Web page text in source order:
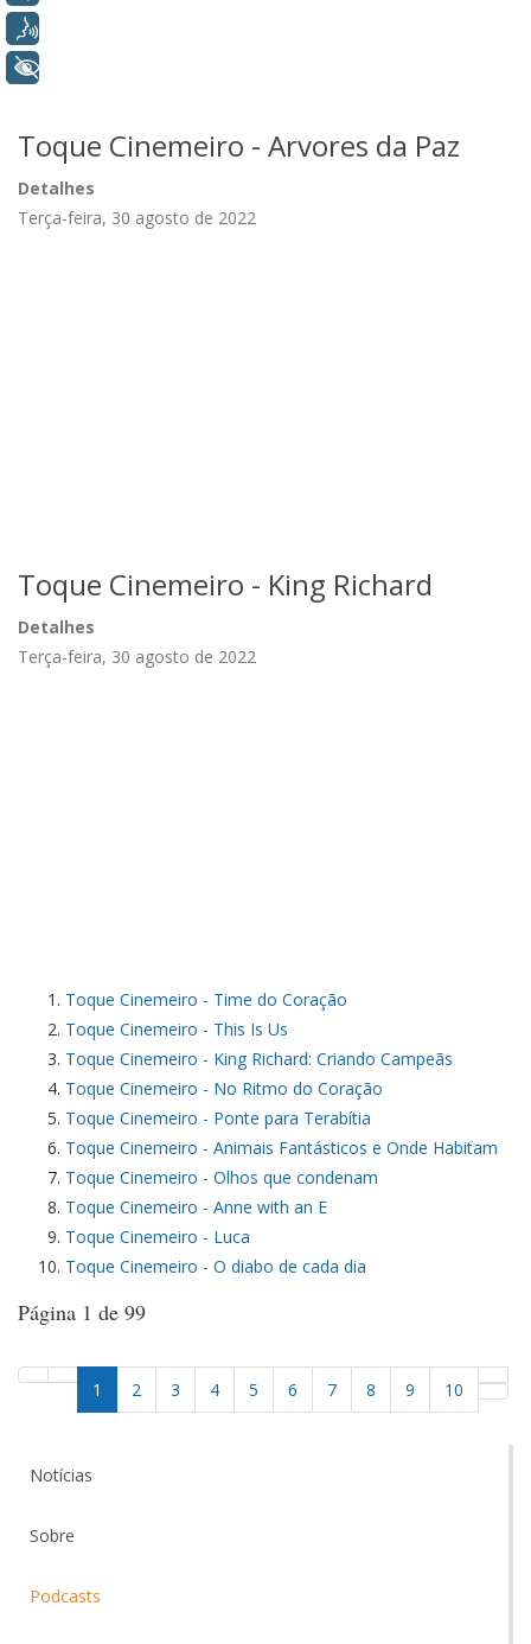
Toque Cinemeiro - Arvores da Paz
Detalhes
Terça-feira, 30 agosto de 2022
Toque Cinemeiro - King Richard
Detalhes
Terça-feira, 30 agosto de 2022
Toque Cinemeiro - Time do Coração
Toque Cinemeiro - This Is Us
Toque Cinemeiro - King Richard: Criando Campeãs
Toque Cinemeiro - No Ritmo do Coração
Toque Cinemeiro - Ponte para Terabítia
Toque Cinemeiro - Animais Fantásticos e Onde Habitam
Toque Cinemeiro - Olhos que condenam
Toque Cinemeiro - Anne with an E
Toque Cinemeiro - Luca
Toque Cinemeiro - O diabo de cada dia
Página 1 de 99
1 2 3 4 5 6 7 8 9 10
Notícias
Sobre
Podcasts